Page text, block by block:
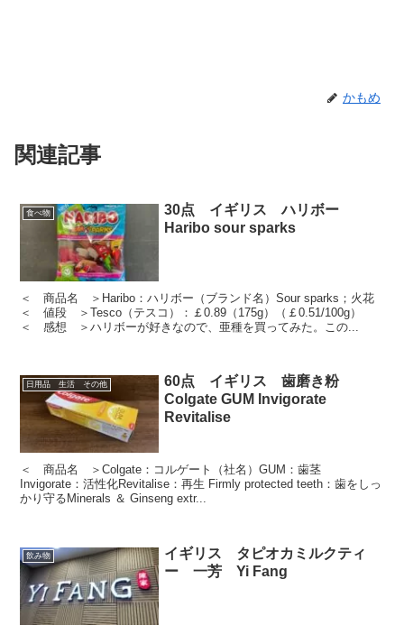
かもめ
関連記事
食べ物
30点 イギリス ハリボー
Haribo sour sparks
＜ 商品名 ＞Haribo：ハリボー（ブランド名）Sour sparks；火花
＜ 値段 ＞Tesco（テスコ）：￡0.89（175g）（￡0.51/100g）
＜ 感想 ＞ハリボーが好きなので、亜種を買ってみた。この...
日用品 生活 その他
60点 イギリス 歯磨き粉
Colgate GUM Invigorate
Revitalise
＜ 商品名 ＞Colgate：コルゲート（社名）GUM：歯茎
Invigorate：活性化Revitalise：再生 Firmly protected teeth：歯をしっ
かり守るMinerals ＆ Ginseng extr...
飲み物
イギリス タピオカミルクティ
ー 一芳 Yi Fang